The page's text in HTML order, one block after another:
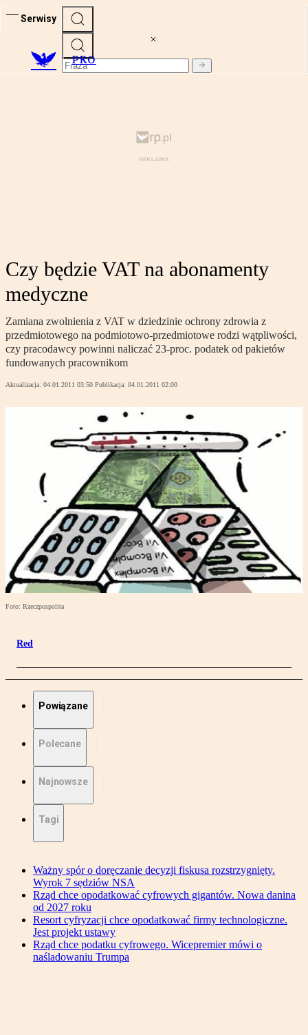
Serwisy
PRO
Czy będzie VAT na abonamenty
medyczne
Zamiana zwolnienia z VAT w dziedzinie ochrony zdrowia z
przedmiotowego na podmiotowo-przedmiotowe rodzi wątpliwości,
czy pracodawcy powinni naliczać 23-proc. podatek od pakietów
fundowanych pracownikom
Aktualizacja: 04.01.2011 03:50 Publikacja: 04.01.2011 02:00
Foto: Rzeczpospolita
Red
Powiązane
Polecane
Najnowsze
Tagi
Ważny spór o doręczanie decyzji fiskusa rozstrzygnięty.
Wyrok 7 sędziów NSA
Rząd chce opodatkować cyfrowych gigantów. Nowa danina
od 2027 roku
Resort cyfryzacji chce opodatkować firmy technologiczne.
Jest projekt ustawy
Rząd chce podatku cyfrowego. Wicepremier mówi o
naśladowaniu Trumpa